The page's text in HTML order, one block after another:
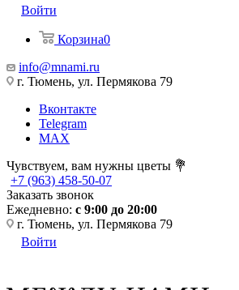
Войти
Корзина0
info@mnami.ru
г. Тюмень, ул. Пермякова 79
Вконтакте
Telegram
MAX
Чувствуем, вам нужны цветы 💐
+7 (963) 458-50-07
Заказать звонок
Ежедневно: с 9:00 до 20:00
г. Тюмень, ул. Пермякова 79
Войти